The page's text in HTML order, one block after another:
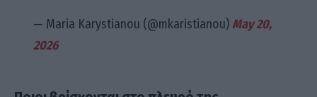
— Maria Karystianou (@mkaristianou) May 20,
2026